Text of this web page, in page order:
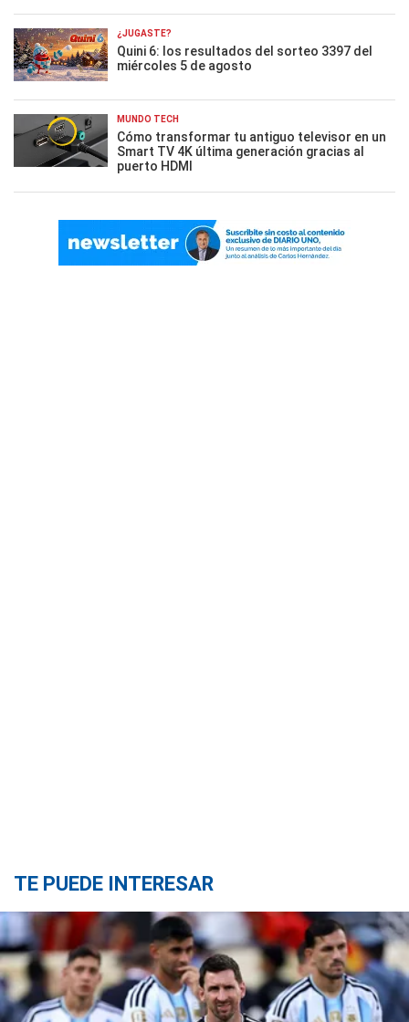
¿JUGASTE?
Quini 6: los resultados del sorteo 3397 del
miércoles 5 de agosto
MUNDO TECH
Cómo transformar tu antiguo televisor en un
Smart TV 4K última generación gracias al
puerto HDMI
TE PUEDE INTERESAR